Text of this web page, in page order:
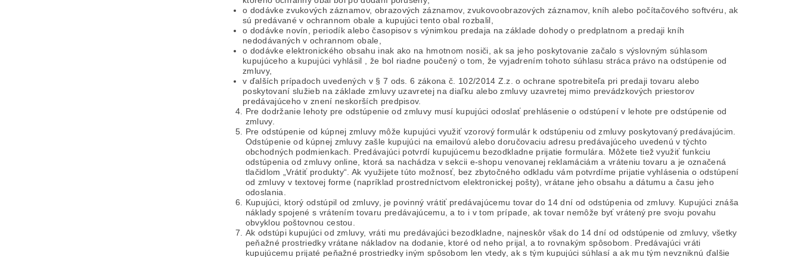
o dodávke zvukových záznamov, obrazových záznamov, zvukovoobrazových záznamov, kníh alebo počítačového softvéru, ak
sú predávané v ochrannom obale a kupujúci tento obal rozbalil,
o dodávke novín, periodík alebo časopisov s výnimkou predaja na základe dohody o predplatnom a predaji kníh
nedodávaných v ochrannom obale,
o dodávke elektronického obsahu inak ako na hmotnom nosiči, ak sa jeho poskytovanie začalo s výslovným súhlasom
kupujúceho a kupujúci vyhlásil , že bol riadne poučený o tom, že vyjadrením tohoto súhlasu stráca právo na odstúpenie od
zmluvy,
v ďalších prípadoch uvedených v § 7 ods. 6 zákona č. 102/2014 Z.z. o ochrane spotrebiteľa pri predaji tovaru alebo
poskytovaní služieb na základe zmluvy uzavretej na diaľku alebo zmluvy uzavretej mimo prevádzkových priestorov
predávajúceho v znení neskorších predpisov.
Pre dodržanie lehoty pre odstúpenie od zmluvy musí kupujúci odoslať prehlásenie o odstúpení v lehote pre odstúpenie od
zmluvy.
Pre odstúpenie od kúpnej zmluvy môže kupujúci využiť vzorový formulár k odstúpeniu od zmluvy poskytovaný predávajúcim.
Odstúpenie od kúpnej zmluvy zašle kupujúci na emailovú alebo doručovaciu adresu predávajúceho uvedenú v týchto
obchodných podmienkach. Predávajúci potvrdí kupujúcemu bezodkladne prijatie formulára. Môžete tiež využiť funkciu
odstúpenia od zmluvy online, ktorá sa nachádza v sekcii e-shopu venovanej reklamáciám a vráteniu tovaru a je označená
tlačidlom „Vrátiť produkty“. Ak využijete túto možnosť, bez zbytočného odkladu vám potvrdíme prijatie vyhlásenia o odstúpení
od zmluvy v textovej forme (napríklad prostredníctvom elektronickej pošty), vrátane jeho obsahu a dátumu a času jeho
odoslania.
Kupujúci, ktorý odstúpil od zmluvy, je povinný vrátiť predávajúcemu tovar do 14 dní od odstúpenia od zmluvy. Kupujúci znáša
náklady spojené s vrátením tovaru predávajúcemu, a to i v tom prípade, ak tovar nemôže byť vrátený pre svoju povahu
obvyklou poštovnou cestou.
Ak odstúpi kupujúci od zmluvy, vráti mu predávajúci bezodkladne, najneskôr však do 14 dní od odstúpenie od zmluvy, všetky
peňažné prostriedky vrátane nákladov na dodanie, ktoré od neho prijal, a to rovnakým spôsobom. Predávajúci vráti
kupujúcemu prijaté peňažné prostriedky iným spôsobom len vtedy, ak s tým kupujúci súhlasí a ak mu tým nevzniknú ďalšie